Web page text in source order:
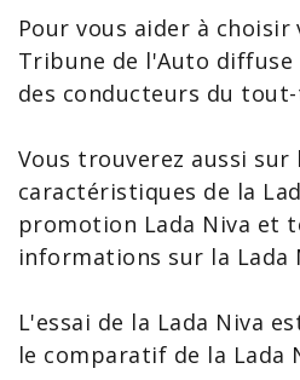
Pour vous aider à
Tribune de l'Auto diffuse
des conducteurs du
Vous trouverez aussi sur
caractéristiques de la
promotion Lada Niva et
informations sur la Lada
L'essai de la Lada Niva
le comparatif de la Lada